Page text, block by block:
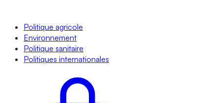
Politique agricole
Environnement
Politique sanitaire
Politiques internationales